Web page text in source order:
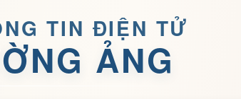
TIN ĐIỆN TỬ
ẢNG